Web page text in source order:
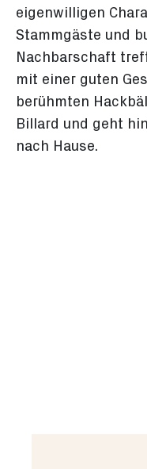
eigenwilligen
Stammgäste und
Nachbarschaft
mit einer guten
berühmten
Billard und geht
nach Hause.